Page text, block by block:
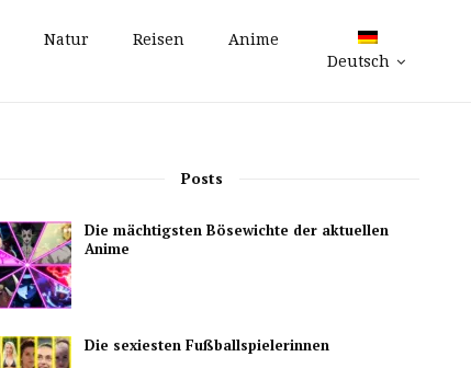
Natur Reisen
Anime
Deutsch
Posts
Die mächtigsten Bösewichte der aktuellen
Anime
Die sexiesten Fußballspielerinnen